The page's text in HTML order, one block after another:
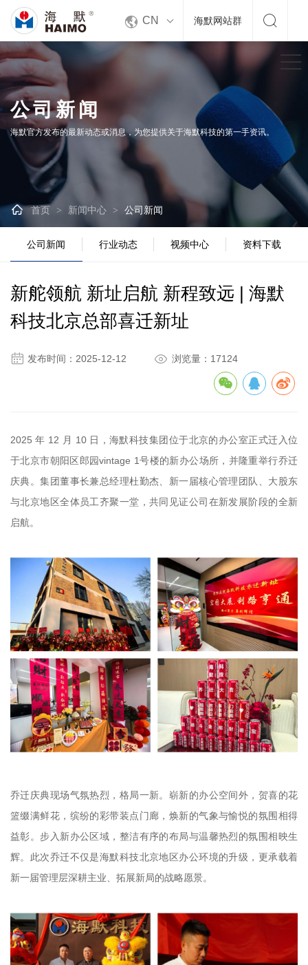
 CN 海默网站群 
公司新闻
海默官方发布的最新动态或消息，为您提供关于海默科技的第一手资讯。
 首页 > 新闻中心 > 公司新闻
公司新闻 行业动态 视频中心 资料下载
新舵领航 新址启航 新程致远 | 海默
科技北京总部喜迁新址
 发布时间：2025-12-12  浏览量：17124
2025 年 12 月 10 日，海默科技集团位于北京的办公室正式迁入位
于北京市朝阳区郎园vintage 1号楼的新办公场所，并隆重举行乔迁
庆典。集团董事长兼总经理杜勤杰、新一届核心管理团队、大股东
与北京地区全体员工齐聚一堂，共同见证公司在新发展阶段的全新
启航。
乔迁庆典现场气氛热烈，格局一新。崭新的办公空间外，贺喜的花
篮缀满鲜花，缤纷的彩带装点门廊，焕新的气象与愉悦的氛围相得
益彰。步入新办公区域，整洁有序的布局与温馨热烈的氛围相映生
辉。此次乔迁不仅是海默科技北京地区办公环境的升级，更承载着
新一届管理层深耕主业、拓展新局的战略愿景。